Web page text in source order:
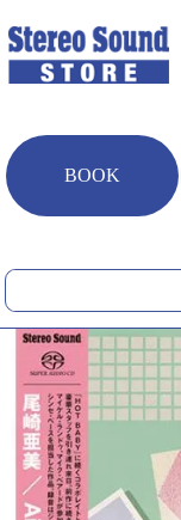
BOOK